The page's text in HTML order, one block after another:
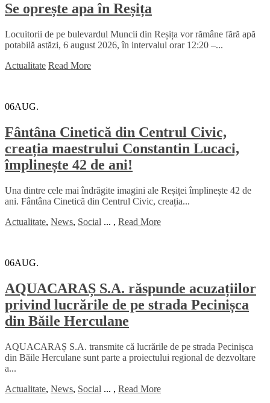
Se oprește apa în Reșița
Locuitorii de pe bulevardul Muncii din Reșița vor rămâne fără apă
potabilă astăzi, 6 august 2026, în intervalul orar 12:20 –...
Actualitate Read More
06AUG.
Fântâna Cinetică din Centrul Civic,
creația maestrului Constantin Lucaci,
împlinește 42 de ani!
Una dintre cele mai îndrăgite imagini ale Reșiței împlinește 42 de
ani. Fântâna Cinetică din Centrul Civic, creația...
Actualitate, News, Social ... , Read More
06AUG.
AQUACARAȘ S.A. răspunde acuzațiilor
privind lucrările de pe strada Pecinișca
din Băile Herculane
AQUACARAȘ S.A. transmite că lucrările de pe strada Pecinișca
din Băile Herculane sunt parte a proiectului regional de dezvoltare
a...
Actualitate, News, Social ... , Read More